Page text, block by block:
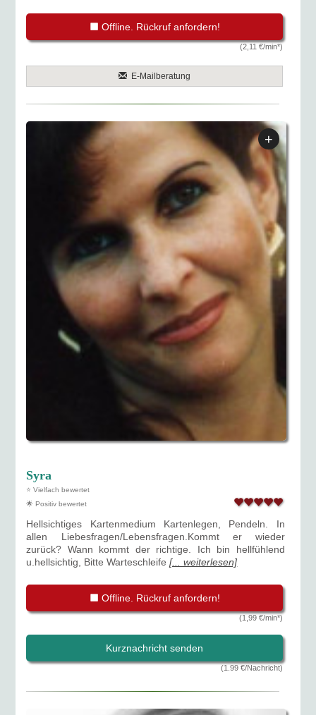
Offline. Rückruf anfordern!
(2,11 €/min*)
E-Mailberatung
+
Syra
⭐ Vielfach bewertet
🌟 Positiv bewertet
Hellsichtiges Kartenmedium Kartenlegen, Pendeln. In
allen Liebesfragen/Lebensfragen.Kommt er wieder
zurück? Wann kommt der richtige. Ich bin hellfühlend
u.hellsichtig, Bitte Warteschleife[... weiterlesen]
Offline. Rückruf anfordern!
(1,99 €/min*)
Kurznachricht senden
(1.99 €/Nachricht)